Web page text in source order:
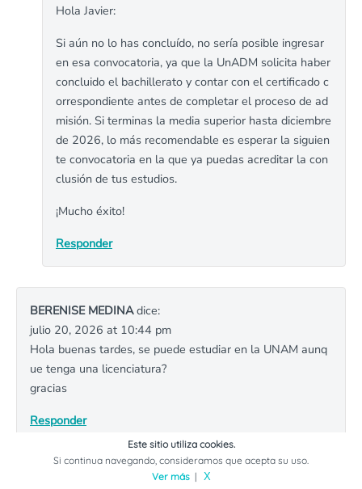
Hola Javier:
Si aún no lo has concluído, no sería posible ingresar
en esa convocatoria, ya que la UnADM solicita haber
concluido el bachillerato y contar con el certificado c
orrespondiente antes de completar el proceso de ad
misión. Si terminas la media superior hasta diciembre
de 2026, lo más recomendable es esperar la siguien
te convocatoria en la que ya puedas acreditar la con
clusión de tus estudios.
¡Mucho éxito!
Responder
BERENISE MEDINAdice:
julio 20, 2026 at 10:44 pm
Hola buenas tardes, se puede estudiar en la UNAM aunq
ue tenga una licenciatura?
gracias
Responder
Este sitio utiliza cookies.
Si continua navegando, consideramos que acepta su uso.
Ver más| X